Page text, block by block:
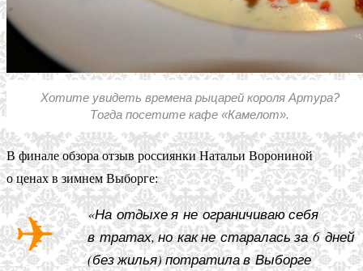
Хотите увидеть времена рыцарей короля Артура?
Тогда посетите кафе «Камелот».
В финале обзора отзыв россиянки Натальи Ворониной
о ценах в зимнем Выборге:
«На отдыхе я не ограничиваю себя
в тратах, но как не старалась за 6 дней
(без жилья) потратила в Выборге